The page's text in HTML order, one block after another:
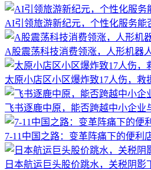
AI引领旅游新纪元，个性化服务能
A股震荡科技消费领涨，人形机器
太原小店区小区爆炸致17人伤，救
飞书逐鹿中原，能否跨越中小企业
7-11中国之路：变革阵痛下的便利
日本航运巨头股价跳水，关税阴影